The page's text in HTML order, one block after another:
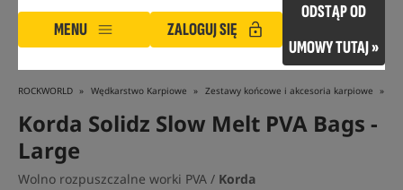
MENU ZALOGUJ SIĘ
ODSTĄP OD
UMOWY TUTAJ »
ROCKWORLD Wędkarstwo Karpiowe Zestawy końcowe i akcesoria karpiowe
Korda Solidz Slow Melt PVA Bags -
Large
Wolno rozpuszczalne worki PVA / Korda